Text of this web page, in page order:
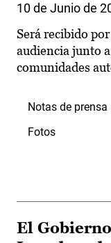
10 de Junio de
Será recibido
audiencia junto
comunidades
Notas de prensa
Fotos
El